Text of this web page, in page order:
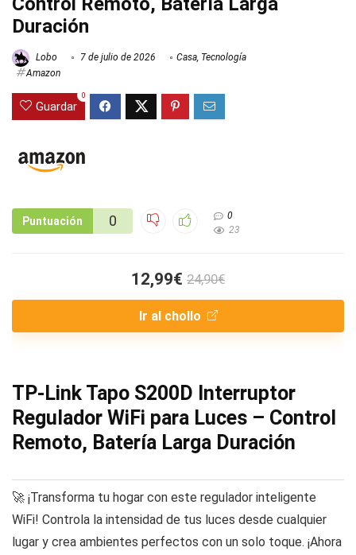
Duración
Lobo 7 de julio de 2026 Casa, Tecnología
Amazon
Guardar
0
Puntuación 0
0
23
12,99€ 24,90€
Ir al chollo
TP-Link Tapo S200D Interruptor
Regulador WiFi para Luces – Control
Remoto, Batería Larga Duración
🚀 ¡Transforma tu hogar con este regulador inteligente
WiFi! Controla la intensidad de tus luces desde cualquier
lugar y crea ambientes perfectos con un solo toque. ¡Ahora